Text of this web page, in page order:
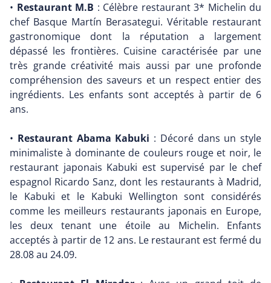
• Restaurant M.B : Célèbre restaurant 3* Michelin du
chef Basque Martín Berasategui. Véritable restaurant
gastronomique dont la réputation a largement
dépassé les frontières. Cuisine caractérisée par une
très grande créativité mais aussi par une profonde
compréhension des saveurs et un respect entier des
ingrédients. Les enfants sont acceptés à partir de 6
ans.
• Restaurant Abama Kabuki : Décoré dans un style
minimaliste à dominante de couleurs rouge et noir, le
restaurant japonais Kabuki est supervisé par le chef
espagnol Ricardo Sanz, dont les restaurants à Madrid,
le Kabuki et le Kabuki Wellington sont considérés
comme les meilleurs restaurants japonais en Europe,
les deux tenant une étoile au Michelin. Enfants
acceptés à partir de 12 ans. Le restaurant est fermé du
28.08 au 24.09.